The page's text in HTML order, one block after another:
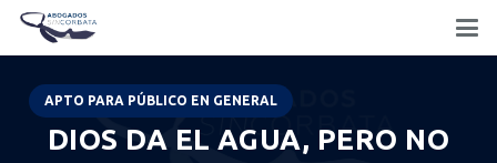
APTO PARA PÚBLICO EN GENERAL
DIOS DA EL AGUA, PERO NO